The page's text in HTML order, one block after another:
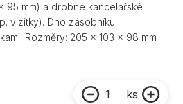
95 mm) a drobné kancelářské
vizitky). Dno zásobníku
Rozměry: 205 x 103 x 98 mm
ks